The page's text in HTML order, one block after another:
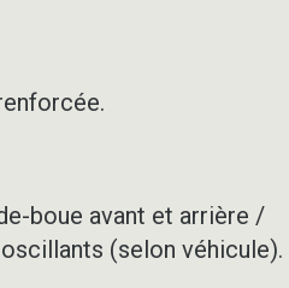
-
boue avant et arrière /
(selon véhicule).